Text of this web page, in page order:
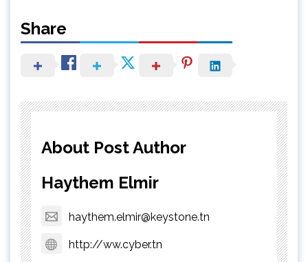
Share
About Post Author
Haythem Elmir
haythem.elmir@keystone.tn
http://ww.cyber.tn